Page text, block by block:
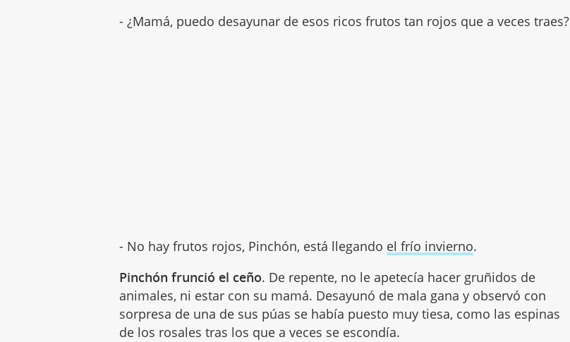
- ¿Mamá, puedo desayunar de esos ricos frutos tan rojos que a veces traes?
- No hay frutos rojos, Pinchón, está llegando el frío invierno.
Pinchón frunció el ceño. De repente, no le apetecía hacer gruñidos de
animales, ni estar con su mamá. Desayunó de mala gana y observó con
sorpresa de una de sus púas se había puesto muy tiesa, como las espinas
de los rosales tras los que a veces se escondía.